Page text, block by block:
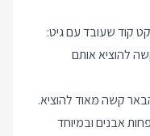
קוד שעובד עם גיט:
להוציא אותם
קשה מאוד להוציא.
אבנים ובמיוחד